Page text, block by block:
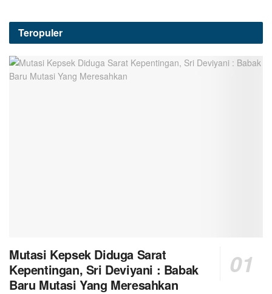
Teropuler
Mutasi Kepsek Diduga Sarat
Kepentingan, Sri Deviyani : Babak
Baru Mutasi Yang Meresahkan